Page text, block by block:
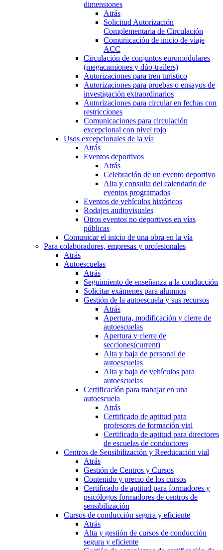
dimensiones
Atrás
Solicitud Autorización
Complementaria de Circulación
Comunicación de inicio de viaje
ACC
Circulación de conjuntos euromodulares
(megacamiones y dúo-trailers)
Autorizaciones para tren turístico
Autorizaciones para pruebas o ensayos de
investigación extraordinarios
Autorizaciones para circular en fechas con
restricciones
Comunicaciones para circulación
excepcional con nivel rojo
Usos excepcionales de la vía
Atrás
Eventos deportivos
Atrás
Celebración de un evento deportivo
Alta y consulta del calendario de
eventos programados
Eventos de vehículos históricos
Rodajes audiovisuales
Otros eventos no deportivos en vías
públicas
Comunicar el inicio de una obra en la vía
Para colaboradores, empresas y profesionales
Atrás
Autoescuelas
Atrás
Seguimiento de enseñanza a la conducción
Solicitar exámenes para alumnos
Gestión de la autoescuela y sus recursos
Atrás
Apertura, modificación y cierre de
autoescuelas
Apertura y cierre de
secciones(current)
Alta y baja de personal de
autoescuelas
Alta y baja de vehículos para
autoescuelas
Certificación para trabajar en una
autoescuela
Atrás
Certificado de aptitud para
profesores de formación vial
Certificado de aptitud para directores
de escuelas de conductores
Centros de Sensibilización y Reeducación vial
Atrás
Gestión de Centros y Cursos
Contenido y precio de los cursos
Certificado de aptitud para formadores y
psicólogos formadores de centros de
sensibilización
Cursos de conducción segura y eficiente
Atrás
Alta y gestión de cursos de conducción
segura y eficiente